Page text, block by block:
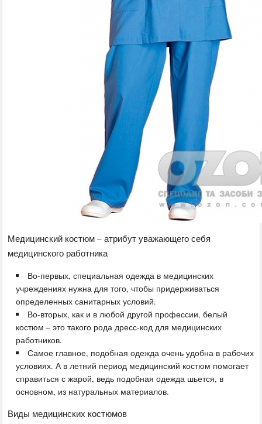
Медицинский костюм – атрибут уважающего себя
медицинского работника
Во-первых, специальная одежда в медицинских
учреждениях нужна для того, чтобы придерживаться
определенных санитарных условий.
Во-вторых, как и в любой другой профессии, белый
костюм – это такого рода дресс-код для медицинских
работников.
Самое главное, подобная одежда очень удобна в рабочих
условиях. А в летний период медицинский костюм помогает
справиться с жарой, ведь подобная одежда шьется, в
основном, из натуральных материалов.
Виды медицинских костюмов